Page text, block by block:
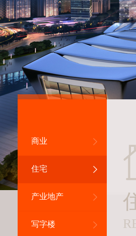
商业
住宅
产业地产
写字楼